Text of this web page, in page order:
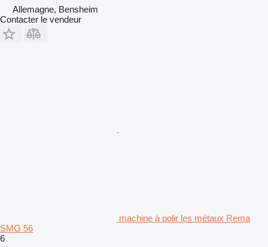
Allemagne, Bensheim
Contacter le vendeur
machine à polir les métaux Rema
SMG 56
6